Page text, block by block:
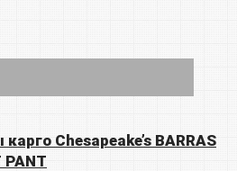
Chesapeake’s BARRAS
PANT